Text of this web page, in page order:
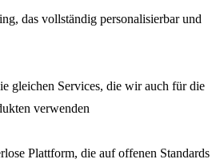
das vollständig personalisierbar und
gleichen Services, die wir auch für die
verwenden
Plattform, die auf offenen Standards